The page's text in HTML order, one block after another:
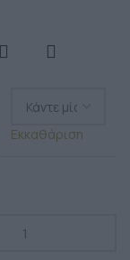
Εκκαθάριση